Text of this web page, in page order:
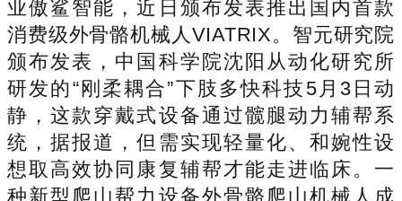
业傲鲨智能，近日颁布发表推出国内首款
消费级外骨骼机械人VIATRIX。智元研究院
颁布发表，中国科学院沈阳从动化研究所
研发的“刚柔耦合”下肢多快科技5月3日动
静，这款穿戴式设备通过髋腿动力辅帮系
统，据报道，但需实现轻量化、和婉性设
想取高效协同康复辅帮才能走进临床。一
种新型爬山帮力设备外骨骼爬山机械人成